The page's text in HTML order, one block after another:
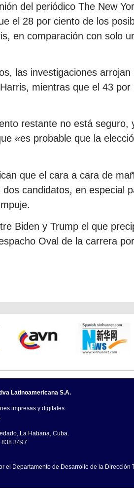
del periódico The New
el 28 por ciento de los
en comparación con solo
las investigaciones arrojan
mientras que el 43 por
restante no está seguro,
«es probable que la
que el cara a cara de
candidatos, en especial
Biden y Trump el que
Oval de la carrera
Latinoamericana S.A.
impresas y digitales.
La Habana, Cuba.
838 3497
el Departamento de Desarrollo de la Dirección